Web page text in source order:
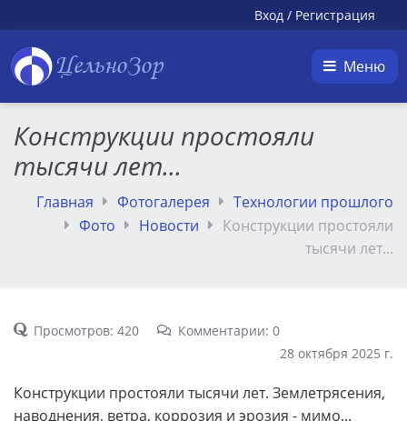
Вход / Регистрация
ЦельноЗор Меню
Конструкции простояли
тысячи лет...
Главная Фотогалерея
Технологии прошлого
Фото
Новости
Конструкции простояли
тысячи лет...
Просмотров: 420
Комментарии: 0
28 октября 2025 г.
Конструкции простояли тысячи лет. Землетрясения,
наводнения, ветра, коррозия и эрозия - мимо...